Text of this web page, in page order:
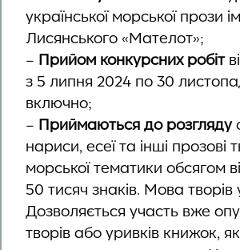
української морської прози
Лисянського «Мателот»;
– Прийом конкурсних робіт
з 5 липня 2024 по 30
включно;
– Приймаються до розгляду
нариси, есеї та інші прозові
морської тематики обсягом
50 тисяч знаків. Мова творів
Дозволяється участь вже
творів або уривків книжок,